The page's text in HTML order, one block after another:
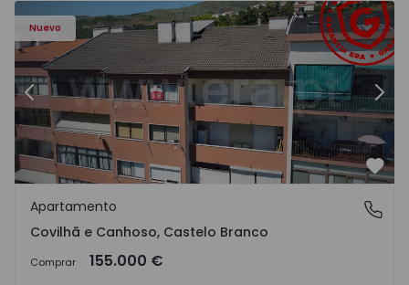
Nuevo
- 18
Apartamento T2 Covilhã, Covilhã e Canhoso - 1497806 -
Anterior
Covilhã e Canhoso, Castelo Branco
Apartamento
Covilhã e Canhoso, Castelo Branco
Comprar 155.000 €